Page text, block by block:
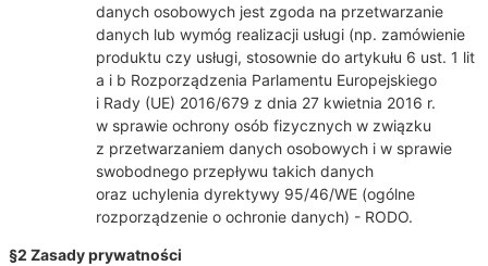
danych osobowych jest zgoda na przetwarzanie
danych lub wymóg realizacji usługi (np. zamówienie
produktu czy usługi, stosownie do artykułu 6 ust. 1 lit
a i b Rozporządzenia Parlamentu Europejskiego
i Rady (UE) 2016/679 z dnia 27 kwietnia 2016 r.
w sprawie ochrony osób fizycznych w związku
z przetwarzaniem danych osobowych i w sprawie
swobodnego przepływu takich danych
oraz uchylenia dyrektywy 95/46/WE (ogólne
rozporządzenie o ochronie danych) - RODO.
§2 Zasady prywatności